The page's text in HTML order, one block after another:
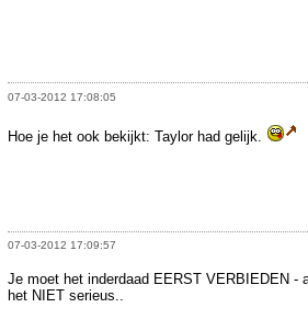
07-03-2012 17:08:05
Hoe je het ook bekijkt: Taylor had gelijk.
07-03-2012 17:09:57
Je moet het inderdaad EERST VERBIEDEN -
het NIET serieus..